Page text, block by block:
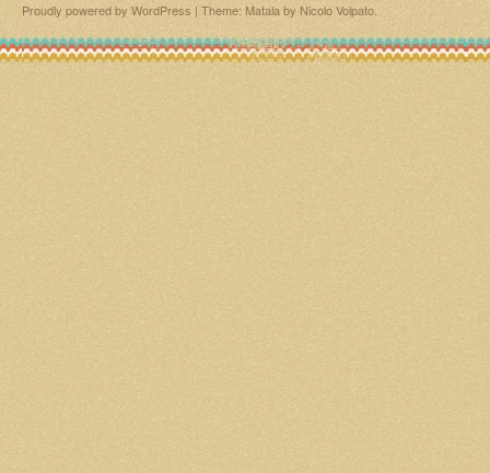
Proudly powered by WordPress | Theme: Matala by Nicolo Volpato